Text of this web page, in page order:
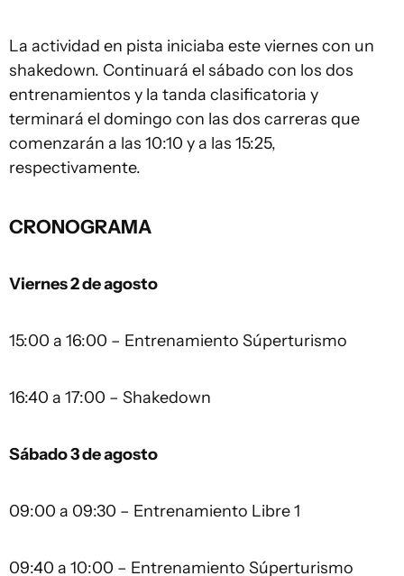
La actividad en pista iniciaba este viernes con un
shakedown. Continuará el sábado con los dos
entrenamientos y la tanda clasificatoria y
terminará el domingo con las dos carreras que
comenzarán a las 10:10 y a las 15:25,
respectivamente.
CRONOGRAMA
Viernes 2 de agosto
15:00 a 16:00 – Entrenamiento Súperturismo
16:40 a 17:00 – Shakedown
Sábado 3 de agosto
09:00 a 09:30 – Entrenamiento Libre 1
09:40 a 10:00 – Entrenamiento Súperturismo